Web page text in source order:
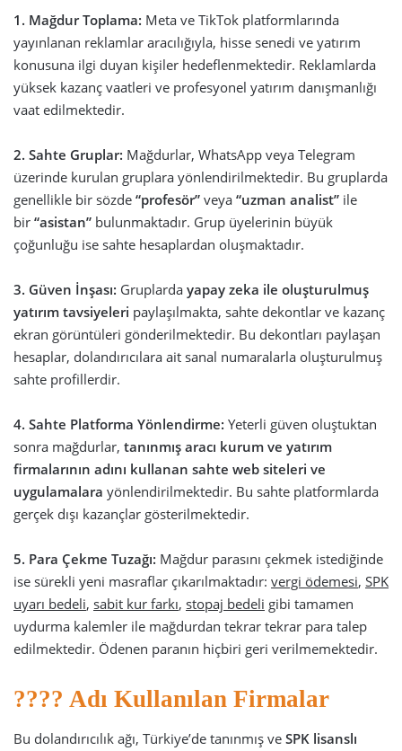
1. Mağdur Toplama: Meta ve TikTok platformlarında
yayınlanan reklamlar aracılığıyla, hisse senedi ve yatırım
konusuna ilgi duyan kişiler hedeflenmektedir. Reklamlarda
yüksek kazanç vaatleri ve profesyonel yatırım danışmanlığı
vaat edilmektedir.
2. Sahte Gruplar: Mağdurlar, WhatsApp veya Telegram
üzerinde kurulan gruplara yönlendirilmektedir. Bu gruplarda
genellikle bir sözde “profesör” veya “uzman analist” ile
bir “asistan” bulunmaktadır. Grup üyelerinin büyük
çoğunluğu ise sahte hesaplardan oluşmaktadır.
3. Güven İnşası: Gruplarda yapay zeka ile oluşturulmuş
yatırım tavsiyeleri paylaşılmakta, sahte dekontlar ve kazanç
ekran görüntüleri gönderilmektedir. Bu dekontları paylaşan
hesaplar, dolandırıcılara ait sanal numaralarla oluşturulmuş
sahte profillerdir.
4. Sahte Platforma Yönlendirme: Yeterli güven oluştuktan
sonra mağdurlar, tanınmış aracı kurum ve yatırım
firmalarının adını kullanan sahte web siteleri ve
uygulamalara yönlendirilmektedir. Bu sahte platformlarda
gerçek dışı kazançlar gösterilmektedir.
5. Para Çekme Tuzağı: Mağdur parasını çekmek istediğinde
ise sürekli yeni masraflar çıkarılmaktadır: vergi ödemesi, SPK
uyarı bedeli, sabit kur farkı, stopaj bedeli gibi tamamen
uydurma kalemler ile mağdurdan tekrar tekrar para talep
edilmektedir. Ödenen paranın hiçbiri geri verilmemektedir.
???? Adı Kullanılan Firmalar
Bu dolandırıcılık ağı, Türkiye’de tanınmış ve SPK lisanslı